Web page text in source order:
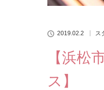
2019.02.2 ス
【浜松
ス】